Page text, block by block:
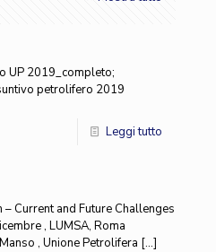
UP 2019_completo;
petrolifero 2019
Leggi tutto
– Current and Future Challenges
, LUMSA, Roma
, Unione Petrolifera […]